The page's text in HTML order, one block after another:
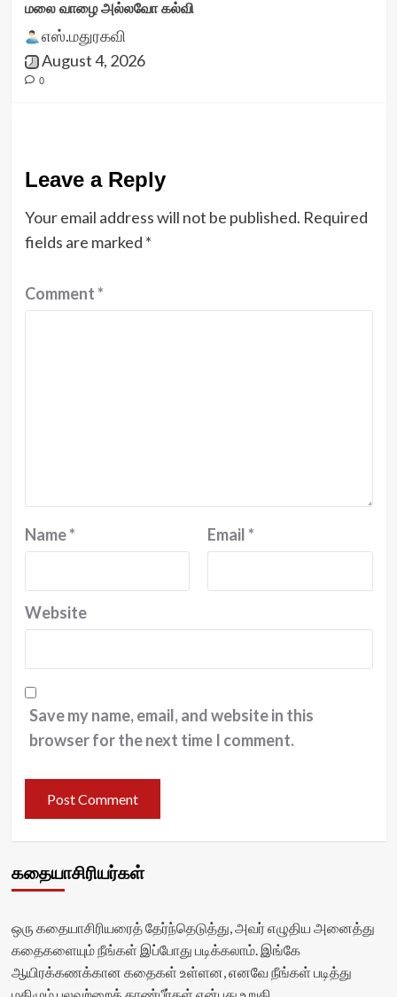
மலை வாழை அல்லவோ கல்வி
எஸ்.மதுரகவி
August 4, 2026
0
Leave a Reply
Your email address will not be published. Required
fields are marked *
Comment*
Name* Email*
Website
Save my name, email, and website in this
browser for the next time I comment.
கதையாசிரியர்கள்
ஒரு கதையாசிரியரைத் தேர்ந்தெடுத்து, அவர் எழுதிய அனைத்து
கதைகளையும் நீங்கள் இப்போது படிக்கலாம். இங்கே
ஆயிரக்கணக்கான கதைகள் உள்ளன, எனவே நீங்கள் படித்து